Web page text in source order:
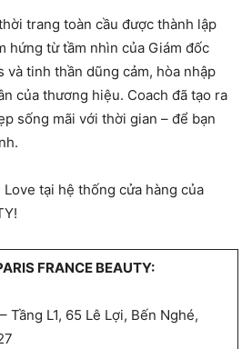
trang toàn cầu được thành lập
hứng từ tầm nhìn của Giám đốc
và tinh thần dũng cảm, hòa nhập
của thương hiệu. Coach đã tạo ra
sống mãi với thời gian – để bạn
Love tại hệ thống cửa hàng của
FRANCE BEAUTY:
Tầng L1, 65 Lê Lợi, Bến Nghé,